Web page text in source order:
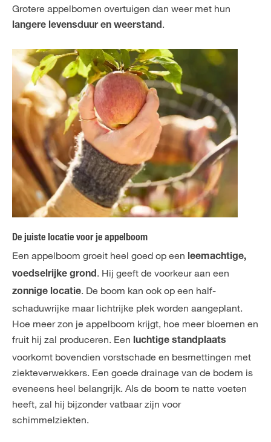
Grotere appelbomen overtuigen dan weer met hun
langere levensduur en weerstand.
De juiste locatie voor je appelboom
Een appelboom groeit heel goed op een leemachtige,
voedselrijke grond. Hij geeft de voorkeur aan een
zonnige locatie. De boom kan ook op een half-
schaduwrijke maar lichtrijke plek worden aangeplant.
Hoe meer zon je appelboom krijgt, hoe meer bloemen en
fruit hij zal produceren. Een luchtige standplaats
voorkomt bovendien vorstschade en besmettingen met
ziekteverwekkers. Een goede drainage van de bodem is
eveneens heel belangrijk. Als de boom te natte voeten
heeft, zal hij bijzonder vatbaar zijn voor
schimmelziekten.